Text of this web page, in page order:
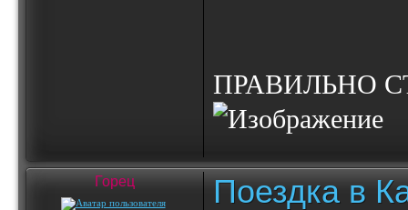
ПРАВИЛЬНО
Горец Поездка в